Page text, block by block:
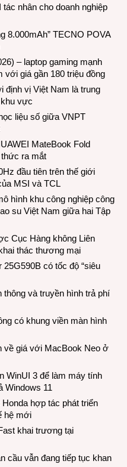
nhân cho doanh nghiệp
8.000mAh” TECNO POVA
– laptop gaming mạnh
với giá gần 180 triệu đồng
định vị Việt Nam là trung
vực
liệu số giữa VNPT
MateBook Fold
ra mắt
đầu tiên trên thế giới
MSI và TCL
hình khu công nghiệp công
su Việt Nam giữa hai Tập
Cục Hàng không Liên
thác thương mại
có tốc độ “siêu
thông và truyền hình trả phí
có khung viền màn hình
về giá với MacBook Neo ở
WinUI 3 để làm máy tính
Windows 11
hợp tác phát triển
hệ mới
khai trương tại
cầu vẫn đang tiếp tục khan